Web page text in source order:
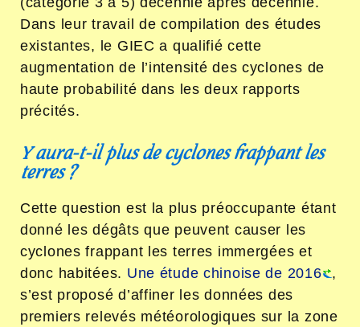
Dans leur travail de compilation des études
existantes, le GIEC a qualifié cette
augmentation de l’intensité des cyclones de
haute probabilité dans les deux rapports
précités.
Y aura-t-il plus de cyclones frappant les
terres ?
Cette question est la plus préoccupante étant
donné les dégâts que peuvent causer les
cyclones frappant les terres immergées et
donc habitées. Une étude chinoise de 2016
,
s’est proposé d’affiner les données des
premiers relevés météorologiques sur la zone